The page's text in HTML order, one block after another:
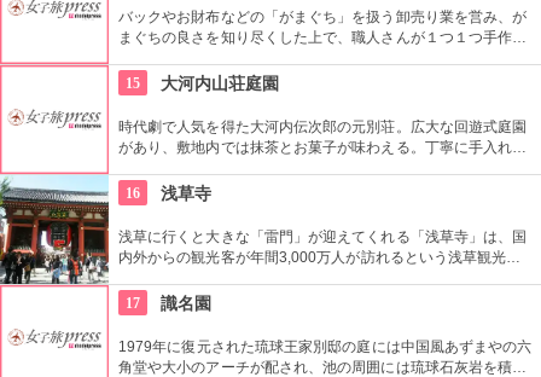
バックやお財布などの「がまぐち」を扱う卸売り業を営み、が
まぐちの良さを知り尽くした上で、職人さんが１つ１つ手作り
まるキレの良い音に、がまぐちを使うのが楽しくなりそうで
す。自分で作れるワークショップも開催しています。
15 大河内山荘庭園
時代劇で人気を得た大河内伝次郎の元別荘。広大な回遊式庭園
があり、敷地内では抹茶とお菓子が味わえる。丁寧に手入れさ
16
浅草寺
浅草に行くと大きな「雷門」が迎えてくれる「浅草寺」は、国
内外からの観光客が年間3,000万人が訪れるという浅草観光一
都内最古の名刹です。
17 識名園
1979年に復元された琉球王家別邸の庭には中国風あずまやの六
角堂や大小のアーチが配され、池の周囲には琉球石灰岩を積み